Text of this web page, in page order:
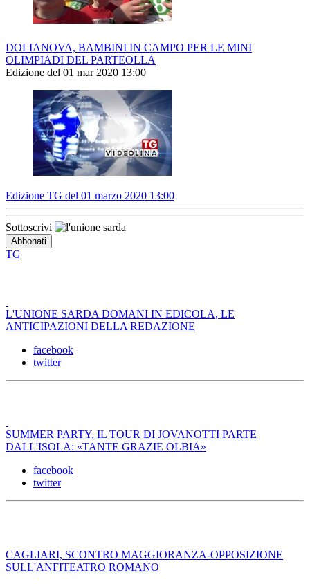
DOLIANOVA, BAMBINI IN CAMPO PER LE MINI
OLIMPIADI DEL PARTEOLLA
Edizione del 01 mar 2020 13:00
Edizione TG del 01 marzo 2020 13:00
Sottoscrivi
TG
L'UNIONE SARDA DOMANI IN EDICOLA, LE
ANTICIPAZIONI DELLA REDAZIONE
facebook
twitter
SUMMER PARTY, IL TOUR DI JOVANOTTI PARTE
DALL'ISOLA: «TANTE GRAZIE OLBIA»
facebook
twitter
CAGLIARI, SCONTRO MAGGIORANZA-OPPOSIZIONE
SULL'ANFITEATRO ROMANO